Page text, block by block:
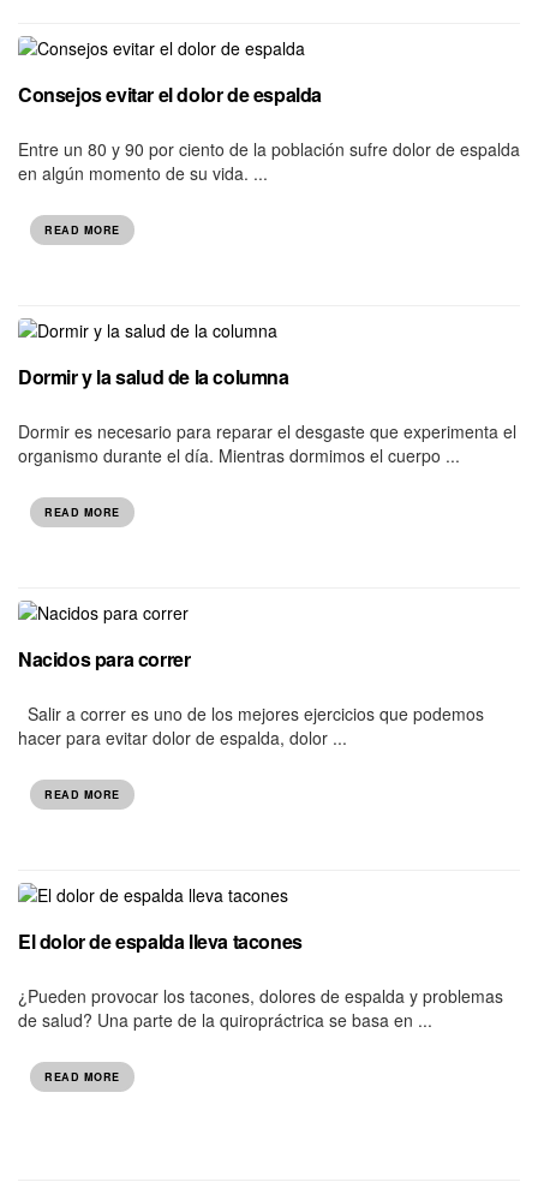
Consejos evitar el dolor de espalda
Entre un 80 y 90 por ciento de la población sufre dolor de espalda
en algún momento de su vida. ...
READ MORE
Dormir y la salud de la columna
Dormir es necesario para reparar el desgaste que experimenta el
organismo durante el día. Mientras dormimos el cuerpo ...
READ MORE
Nacidos para correr
Salir a correr es uno de los mejores ejercicios que podemos
hacer para evitar dolor de espalda, dolor ...
READ MORE
El dolor de espalda lleva tacones
¿Pueden provocar los tacones, dolores de espalda y problemas
de salud? Una parte de la quiropráctrica se basa en ...
READ MORE